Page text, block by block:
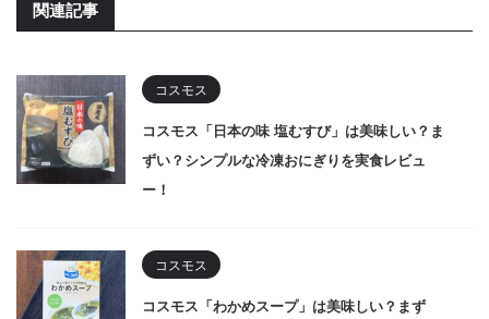
関連記事
コスモス
コスモス「日本の味 塩むすび」は美味しい？ま
ずい？シンプルな冷凍おにぎりを実食レビュ
ー！
コスモス
コスモス「わかめスープ」は美味しい？まず